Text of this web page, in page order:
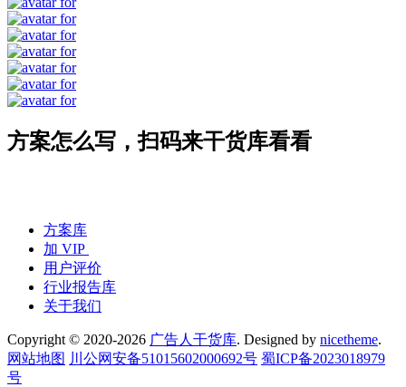
方案怎么写，扫码来干货库看看
方案库
加 VIP
用户评价
行业报告库
关于我们
Copyright © 2020-2026 广告人干货库. Designed by nicetheme.
网站地图 川公网安备51015602000692号 蜀ICP备2023018979
号